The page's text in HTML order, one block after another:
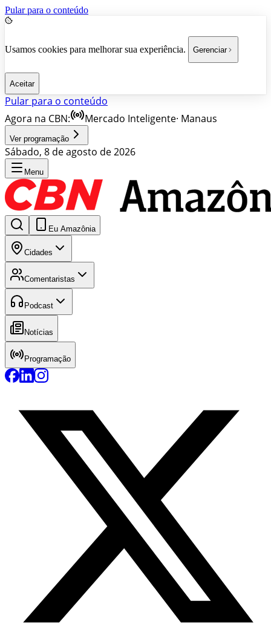
Pular para o conteúdo
Usamos cookies para melhorar sua experiência. Gerenciar
Aceitar
Pular para o conteúdo
Agora na CBN:
Mercado Inteligente· Manaus
Ver programação
Sábado, 8 de agosto de 2026
Menu
Eu Amazônia
Cidades
Comentaristas
Podcast
Notícias
Programação